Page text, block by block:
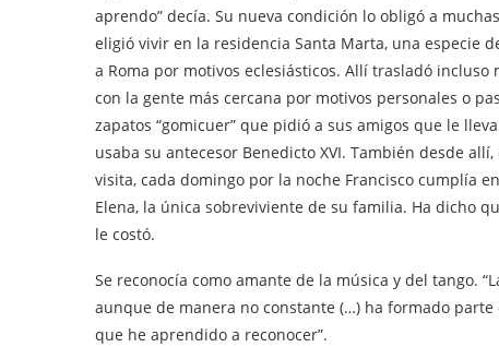
aprendo” decía. Su nueva condición lo obligó a
eligió vivir en la residencia Santa Marta, una especie
a Roma por motivos eclesiásticos. Allí trasladó
con la gente más cercana por motivos personales o
zapatos “gomicuer” que pidió a sus amigos que le
usaba su antecesor Benedicto XVI. También desde
visita, cada domingo por la noche Francisco cumplía
Elena, la única sobreviviente de su familia. Ha dicho
le costó.
Se reconocía como amante de la música y del tango.
aunque de manera no constante (…) ha formado
que he aprendido a reconocer”.